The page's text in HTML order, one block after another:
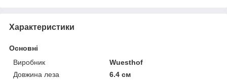
Характеристики
Основні
Виробник
Wuesthof
Довжина леза
6.4 см